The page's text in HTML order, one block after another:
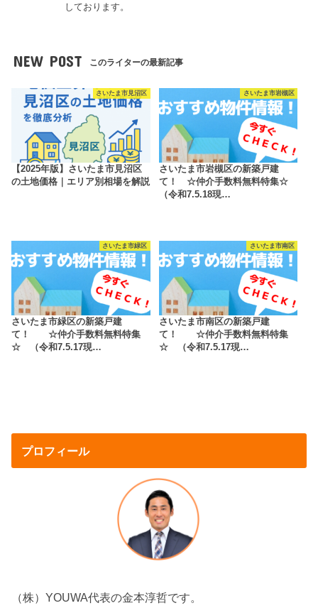
しております。
NEW POST このライターの最新記事
さいたま市見沼区
【2025年版】さいたま市見沼区
の土地価格｜エリア別相場を解説
さいたま市岩槻区
さいたま市岩槻区の新築戸建
て！ ☆仲介手数料無料特集☆
（令和7.5.18現…
さいたま市緑区
さいたま市緑区の新築戸建
て！ ☆仲介手数料無料特集
☆ （令和7.5.17現…
さいたま市南区
さいたま市南区の新築戸建
て！ ☆仲介手数料無料特集
☆ （令和7.5.17現…
プロフィール
（株）YOUWA代表の金本淳哲です。